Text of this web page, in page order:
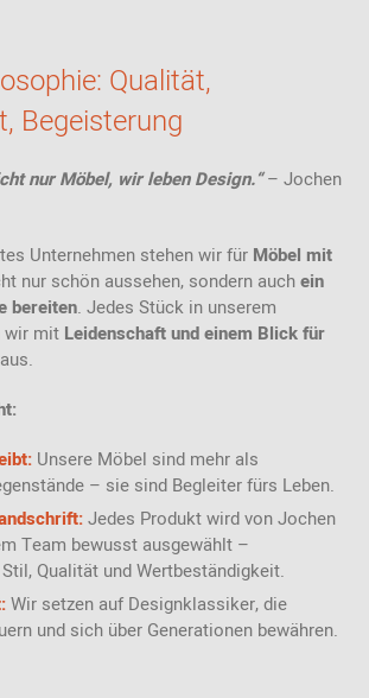
Qualität,
Begeisterung
nur Möbel, wir leben Design.“– Jochen
Unternehmen stehen wir für Möbel mit
nur schön aussehen, sondern auchein
bereiten. Jedes Stück in unserem
wir mit Leidenschaft und einem Blick für
aus.
Unsere Möbel sind mehr als
– sie sind Begleiter fürs Leben.
Jedes Produkt wird von Jochen
Team bewusst ausgewählt –
Qualität und Wertbeständigkeit.
Wir setzen auf Designklassiker, die
und sich über Generationen bewähren.